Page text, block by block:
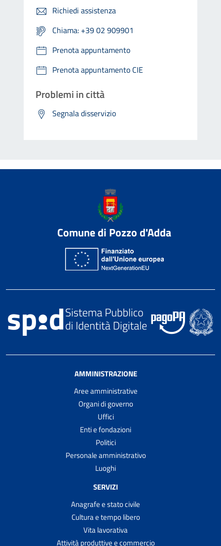
Richiedi assistenza
Chiama: +39 02 909901
Prenota appuntamento
Prenota appuntamento CIE
Problemi in città
Segnala disservizio
Comune di Pozzo d'Adda
AMMINISTRAZIONE
Aree amministrative
Organi di governo
Uffici
Enti e fondazioni
Politici
Personale amministrativo
Luoghi
SERVIZI
Anagrafe e stato civile
Cultura e tempo libero
Vita lavorativa
Attività produttive e commercio